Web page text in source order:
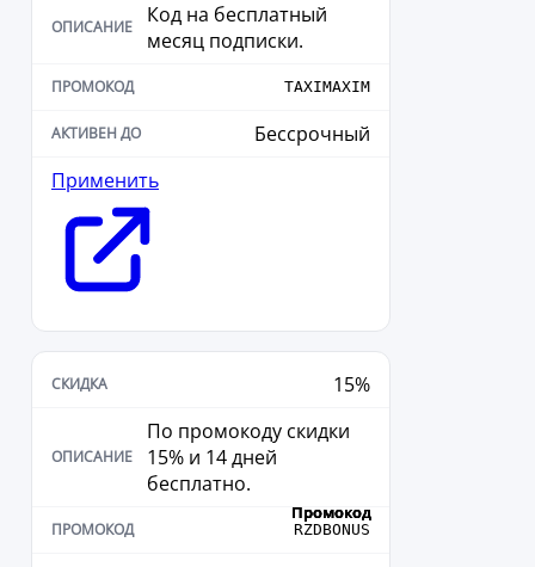
Код на бесплатный
месяц подписки.
TAXIMAXIM
Бессрочный
Применить
15%
По промокоду скидки
15% и 14 дней
бесплатно.
RZDBONUS